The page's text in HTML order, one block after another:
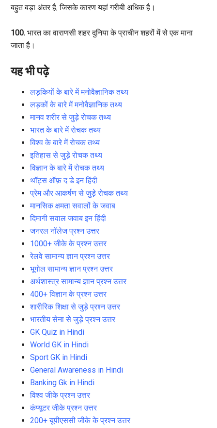
बहुत बड़ा अंतर है, जिसके कारण यहां गरीबी अधिक है।
100.भारत का वाराणसी शहर दुनिया के प्राचीन शहरों में से एक माना
जाता है।
यह भी पढ़े
लड़कियों के बारे में मनोवैज्ञानिक तथ्य
लड़कों के बारे में मनोवैज्ञानिक तथ्य
मानव शरीर से जुड़े रोचक तथ्य
भारत के बारे में रोचक तथ्य
विश्व के बारे में रोचक तथ्य
इतिहास से जुड़े रोचक तथ्य
विज्ञान के बारे में रोचक तथ्य
थॉट्स ऑफ़ द डे इन हिंदी
प्रेम और आकर्षण से जुड़े रोचक तथ्य
मानसिक क्षमता सवालों के जवाब
दिमागी सवाल जवाब इन हिंदी
जनरल नॉलेज प्रश्न उत्तर
1000+ जीके के प्रश्न उत्तर
रेलवे सामान्य ज्ञान प्रश्न उत्तर
भूगोल सामान्य ज्ञान प्रश्न उत्तर
अर्थशास्त्र सामान्य ज्ञान प्रश्न उत्तर
400+ विज्ञान के प्रश्न उत्तर
शारीरिक शिक्षा से जुड़े प्रश्न उत्तर
भारतीय सेना से जुड़े प्रश्न उत्तर
GK Quiz in Hindi
World GK in Hindi
Sport GK in Hindi
General Awareness in Hindi
Banking Gk in Hindi
विश्व जीके प्रश्न उत्तर
कंप्यूटर जीके प्रश्न उत्तर
200+ यूपीएससी जीके के प्रश्न उत्तर